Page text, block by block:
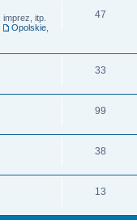
itp.
Opolskie
47
33
99
38
13